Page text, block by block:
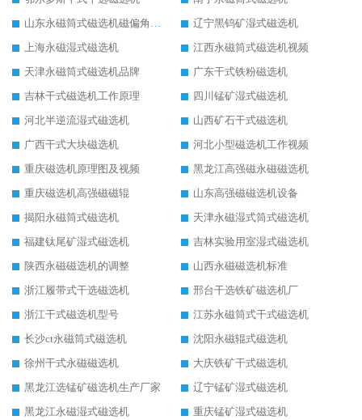
山东永磁筒式磁选机磁偏角怎么调整
辽宁黑钨矿湿式磁选机
上海永磁湿式磁选机
江西永磁筒式磁选机视频
天津永磁筒式磁选机品牌
广东干式铁粉磁选机
吉林干式磁选机工作原理
四川锰矿湿式磁选机
河北半逆流湿式磁选机
山西矿石干式磁选机
广西干式大块磁选机
河北小型磁选机工作视频
重庆磁选机原理图及视频
黑龙江高强磁永磁磁选机
重庆磁选机高强磁磁辊
山东高强磁磁选机设备
揭阳永磁筒式磁选机
天津永磁湿式筒式磁选机
福建钛尾矿湿式磁选机
吉林实验用室湿式磁选机
陕西永磁磁选机的调整
山西永磁磁选机标准
浙江履带式干选磁选机
邢台干选铁矿磁选机厂
浙江干式磁选机型号
江苏永磁筒式干式磁选机
长沙ct永磁筒式磁选机
沈阳永磁辊式磁选机
徐州干式永磁磁选机
大庆铁矿干式磁选机
黑龙江选锰矿磁选机生产厂家
辽宁锰矿湿式磁选机
黑龙江永磁湿式磁选机
重庆锰矿湿式磁选机